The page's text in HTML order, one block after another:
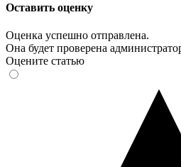
Оставить оценку
Оценка успешно отправлена.
Она будет проверена
Оцените статью